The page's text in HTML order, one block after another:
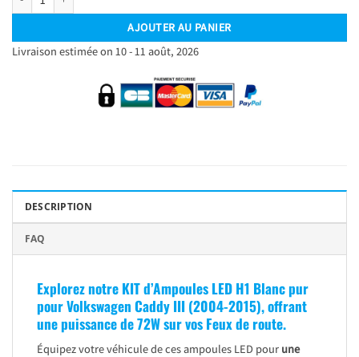
AJOUTER AU PANIER
Livraison estimée on 10 - 11 août, 2026
DESCRIPTION
FAQ
Explorez notre KIT d’Ampoules LED H1 Blanc pur
pour Volkswagen Caddy III (2004-2015), offrant
une puissance de 72W sur vos Feux de route.
Équipez votre véhicule de ces ampoules LED pour une